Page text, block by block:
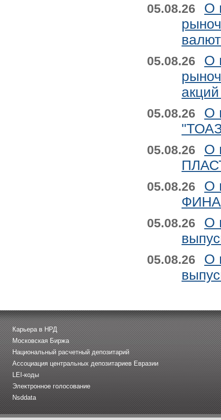
05.08.26
О
05.08.26
О
05.08.26
О
05.08.26
О
05.08.26
О
05.08.26
О
05.08.26
О
Карьера в НРД
Московская Биржа
Национальный расчетный депозитарий
Ассоциация центральных депозитариев Евразии
LEI-коды
Электронное голосование
Nsddata